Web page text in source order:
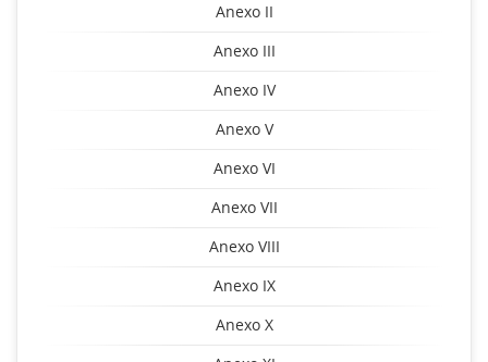
Anexo II
Anexo III
Anexo IV
Anexo V
Anexo VI
Anexo VII
Anexo VIII
Anexo IX
Anexo X